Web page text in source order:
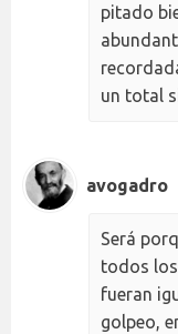
pitado
un total
avogadro
Será
todos
fueran
golpeo,